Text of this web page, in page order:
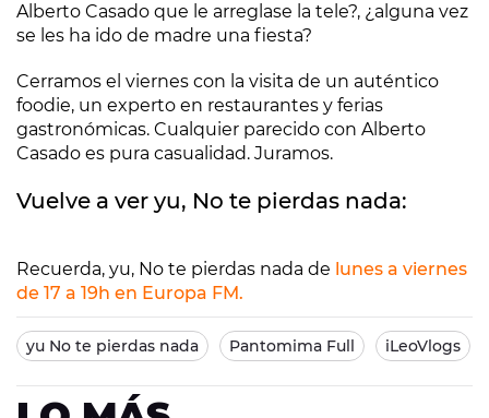
Alberto Casado que le arreglase la tele?, ¿alguna vez
se les ha ido de madre una fiesta?
Cerramos el viernes con la visita de un auténtico
foodie, un experto en restaurantes y ferias
gastronómicas. Cualquier parecido con Alberto
Casado es pura casualidad. Juramos.
Vuelve a ver yu, No te pierdas nada:
Recuerda, yu, No te pierdas nada de lunes a viernes
de 17 a 19h en Europa FM.
yu No te pierdas nada Pantomima Full iLeoVlogs